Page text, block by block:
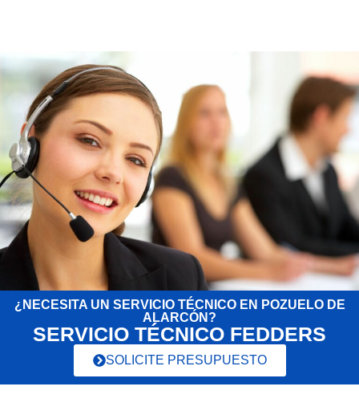
¿NECESITA UN SERVICIO TÉCNICO EN POZUELO DE
ALARCÓN?
SERVICIO TÉCNICO FEDDERS
SOLICITE PRESUPUESTO